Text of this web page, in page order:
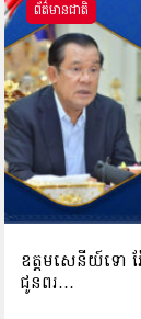
ព័ត៌មានជាតិ
ឧត្តមសេនីយ៍ទោ វ៉ែ
ជូនពរ…